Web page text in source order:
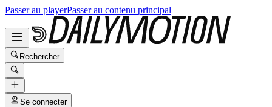
Passer au playerPasser au contenu principal
Rechercher
Se connecter